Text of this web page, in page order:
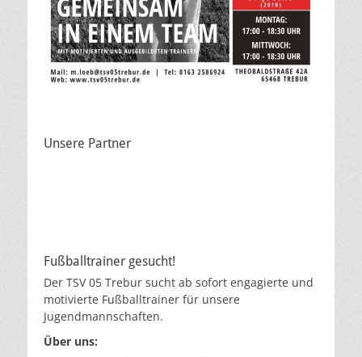
Unsere Partner
Fußballtrainer gesucht!
Der TSV 05 Trebur sucht ab sofort engagierte und
motivierte Fußballtrainer für unsere
Jugendmannschaften.
Über uns: